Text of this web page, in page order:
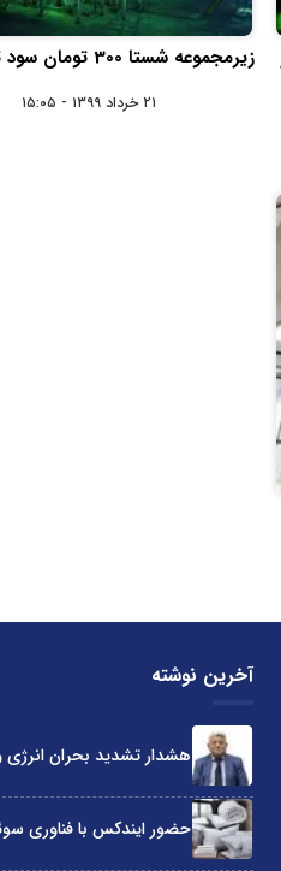
زیرمجموعه شستا 300 تومان سود تقسیم کرد
۲۱ خرداد ۱۳۹۹ - ۱۵:۰۵
آخرین نوشته
هشدار تشدید بحران انرژی و
حضور ایندکس با فناوری